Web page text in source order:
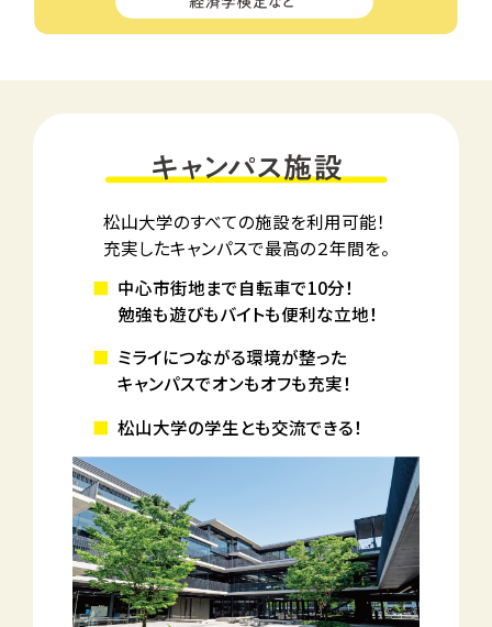
松山大学のすべての施設を利用可能！
充実したキャンパスで最高の２年間を。
中心市街地まで自転車で10分！
勉強も遊びもバイトも便利な立地！
ミライにつながる環境が整った
キャンパスでオンもオフも充実！
松山大学の学生とも交流できる！